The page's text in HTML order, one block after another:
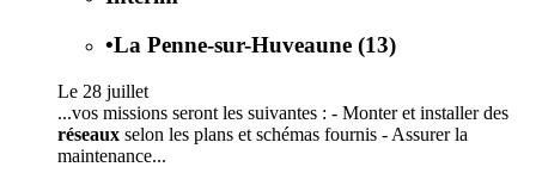
•La Penne-sur-Huveaune (13)
Le 28 juillet
...vos missions seront les suivantes : - Monter et installer des
réseaux selon les plans et schémas fournis - Assurer la
maintenance...